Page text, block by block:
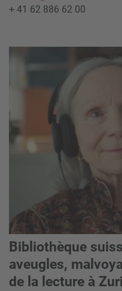
+ 41 62 886 62 00
Bibliothèque
aveugles,
de la lecture à